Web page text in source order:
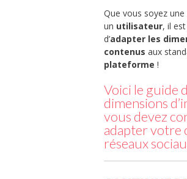
Que vous soyez une
un utilisateur, il
d’adapter les
contenus aux
plateforme !
Voici le guide
dimensions
vous devez
adapter votre
réseaux